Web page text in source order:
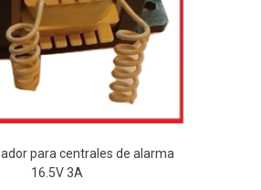
para centrales de alarma
16.5V 3A